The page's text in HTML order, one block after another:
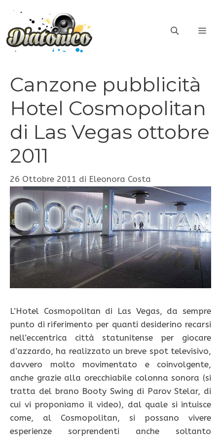
contenuto
Canzone pubblicità
Hotel Cosmopolitan
di Las Vegas ottobre
2011
26 Ottobre 2011 di Eleonora Costa
L’Hotel Cosmopolitan di Las Vegas, da sempre
punto di riferimento per quanti desiderino recarsi
nell’eccentrica città statunitense per giocare
d’azzardo, ha realizzato un breve spot televisivo,
davvero molto movimentato e coinvolgente,
anche grazie alla orecchiabile colonna sonora (si
tratta del brano Booty Swing di Parov Stelar, di
cui vi proponiamo il video), dal quale si intuisce
come, al Cosmopolitan, si possano vivere
esperienze sorprendenti anche soltanto